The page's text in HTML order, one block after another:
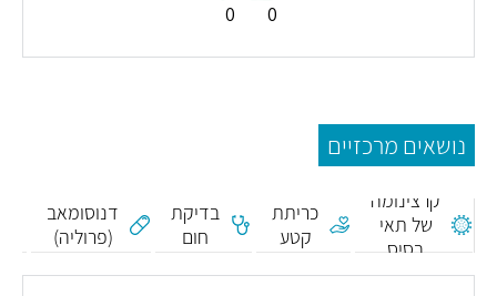
0
0
נושאים מרכזיים
קרצינומה
של תאי
בסיס
כריתת
קטע
בדיקת
חום
דנוסומאב
(פרוליה)